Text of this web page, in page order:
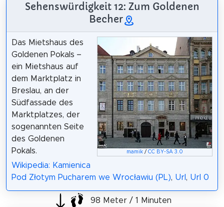
Sehenswürdigkeit 12: Zum Goldenen
Becher
mamik /CC BY-SA 3.0
Das Mietshaus des
Goldenen Pokals –
ein Mietshaus auf
dem Marktplatz in
Breslau, an der
Südfassade des
Marktplatzes, der
sogenannten Seite
des Goldenen
Pokals.
Wikipedia: Kamienica
Pod Złotym Pucharem we Wrocławiu (PL), Url , Url 0
98 Meter / 1 Minuten